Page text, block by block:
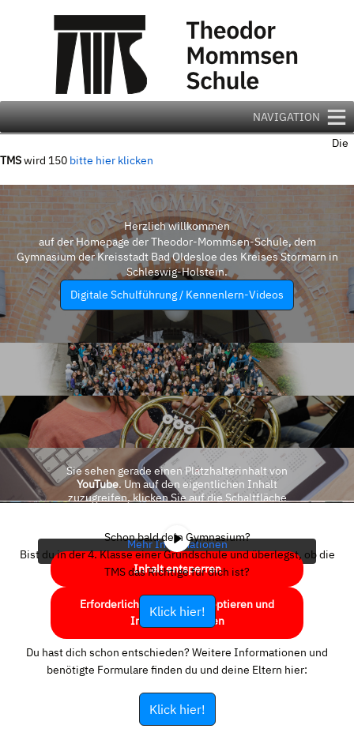
NAVIGATION
Die
TMSwird 150 bitte hier klicken
Herzlich willkommen
auf der Homepage der Theodor-Mommsen-Schule, dem
Gymnasium der Kreisstadt Bad Oldesloe des Kreises Stormarn in
Schleswig-Holstein.
Digitale Schulführung / Kennenlern-Videos
Sie sehen gerade einen Platzhalterinhalt von
YouTube. Um auf den eigentlichen Inhalt
zuzugreifen, klicken Sie auf die Schaltfläche
Mehr Informationen
Inhalt entsperren
Erforderlichen Service akzeptieren und
Inhalte entsperren
Schon bald dein Gymnasium?
Bist du in der 4. Klasse einer Grundschule und überlegst, ob die
TMS das Richtige für dich ist?
Klick hier!
Du hast dich schon entschieden? Weitere Informationen und
benötigte Formulare finden du und deine Eltern hier:
Klick hier!